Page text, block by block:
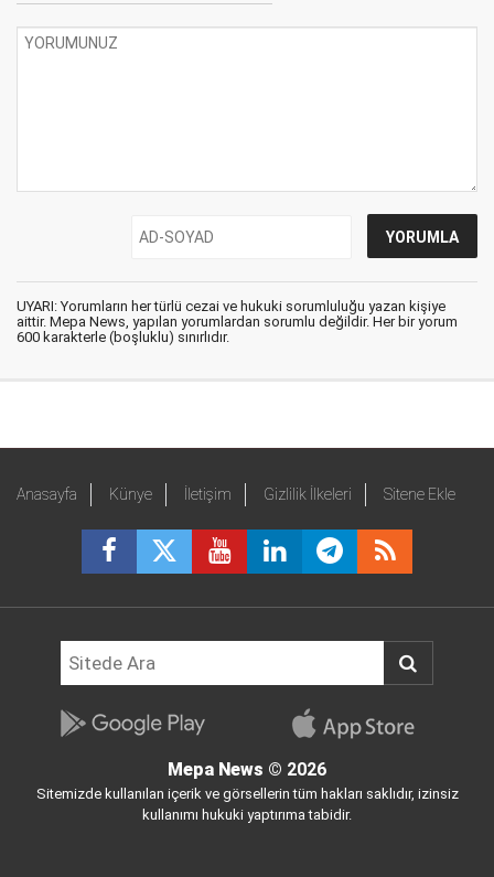
UYARI: Yorumların her türlü cezai ve hukuki sorumluluğu yazan kişiye
aittir. Mepa News, yapılan yorumlardan sorumlu değildir. Her bir yorum
600 karakterle (boşluklu) sınırlıdır.
Anasayfa Künye İletişim Gizlilik İlkeleri Sitene Ekle
Mepa News © 2026
Sitemizde kullanılan içerik ve görsellerin tüm hakları saklıdır, izinsiz
kullanımı hukuki yaptırıma tabidir.